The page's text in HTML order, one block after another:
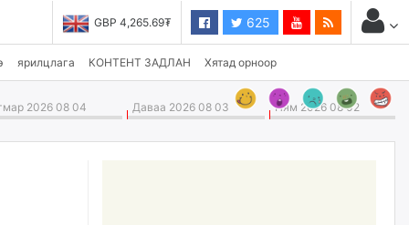
USD 3,496.90₮
GBP 4,265.69₮ 625
ярилцлага КОНТЕНТ ЗАДЛАН Хятад орноор
2026 08 04 Даваа 2026 08 03 Ням 2026 08 02